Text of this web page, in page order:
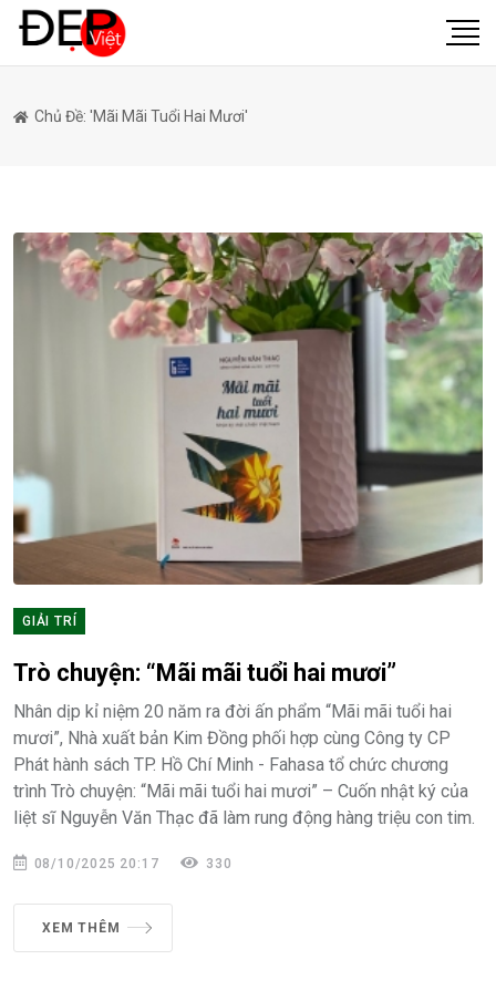
Chủ Đề: 'Mãi Mãi Tuổi Hai Mươi'
GIẢI TRÍ
Trò chuyện: “Mãi mãi tuổi hai mươi”
Nhân dịp kỉ niệm 20 năm ra đời ấn phẩm “Mãi mãi tuổi hai
mươi”, Nhà xuất bản Kim Đồng phối hợp cùng Công ty CP
Phát hành sách TP. Hồ Chí Minh - Fahasa tổ chức chương
trình Trò chuyện: “Mãi mãi tuổi hai mươi” – Cuốn nhật ký của
liệt sĩ Nguyễn Văn Thạc đã làm rung động hàng triệu con tim.
08/10/2025 20:17 330
XEM THÊM